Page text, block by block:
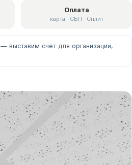
Оплата
карта · СБП · Сплит
— выставим счёт для организации,